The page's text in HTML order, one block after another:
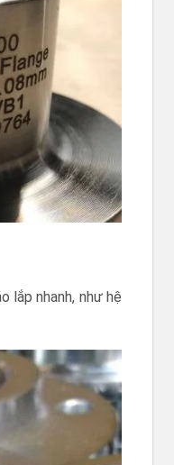
lắp nhanh, như hệ